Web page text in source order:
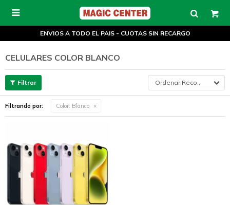

ENVIOS A TODO EL PAIS - CUOTAS SIN RECARGO
CELULARES COLOR BLANCO
Recomendados
Filtrando por: Color: Blanco